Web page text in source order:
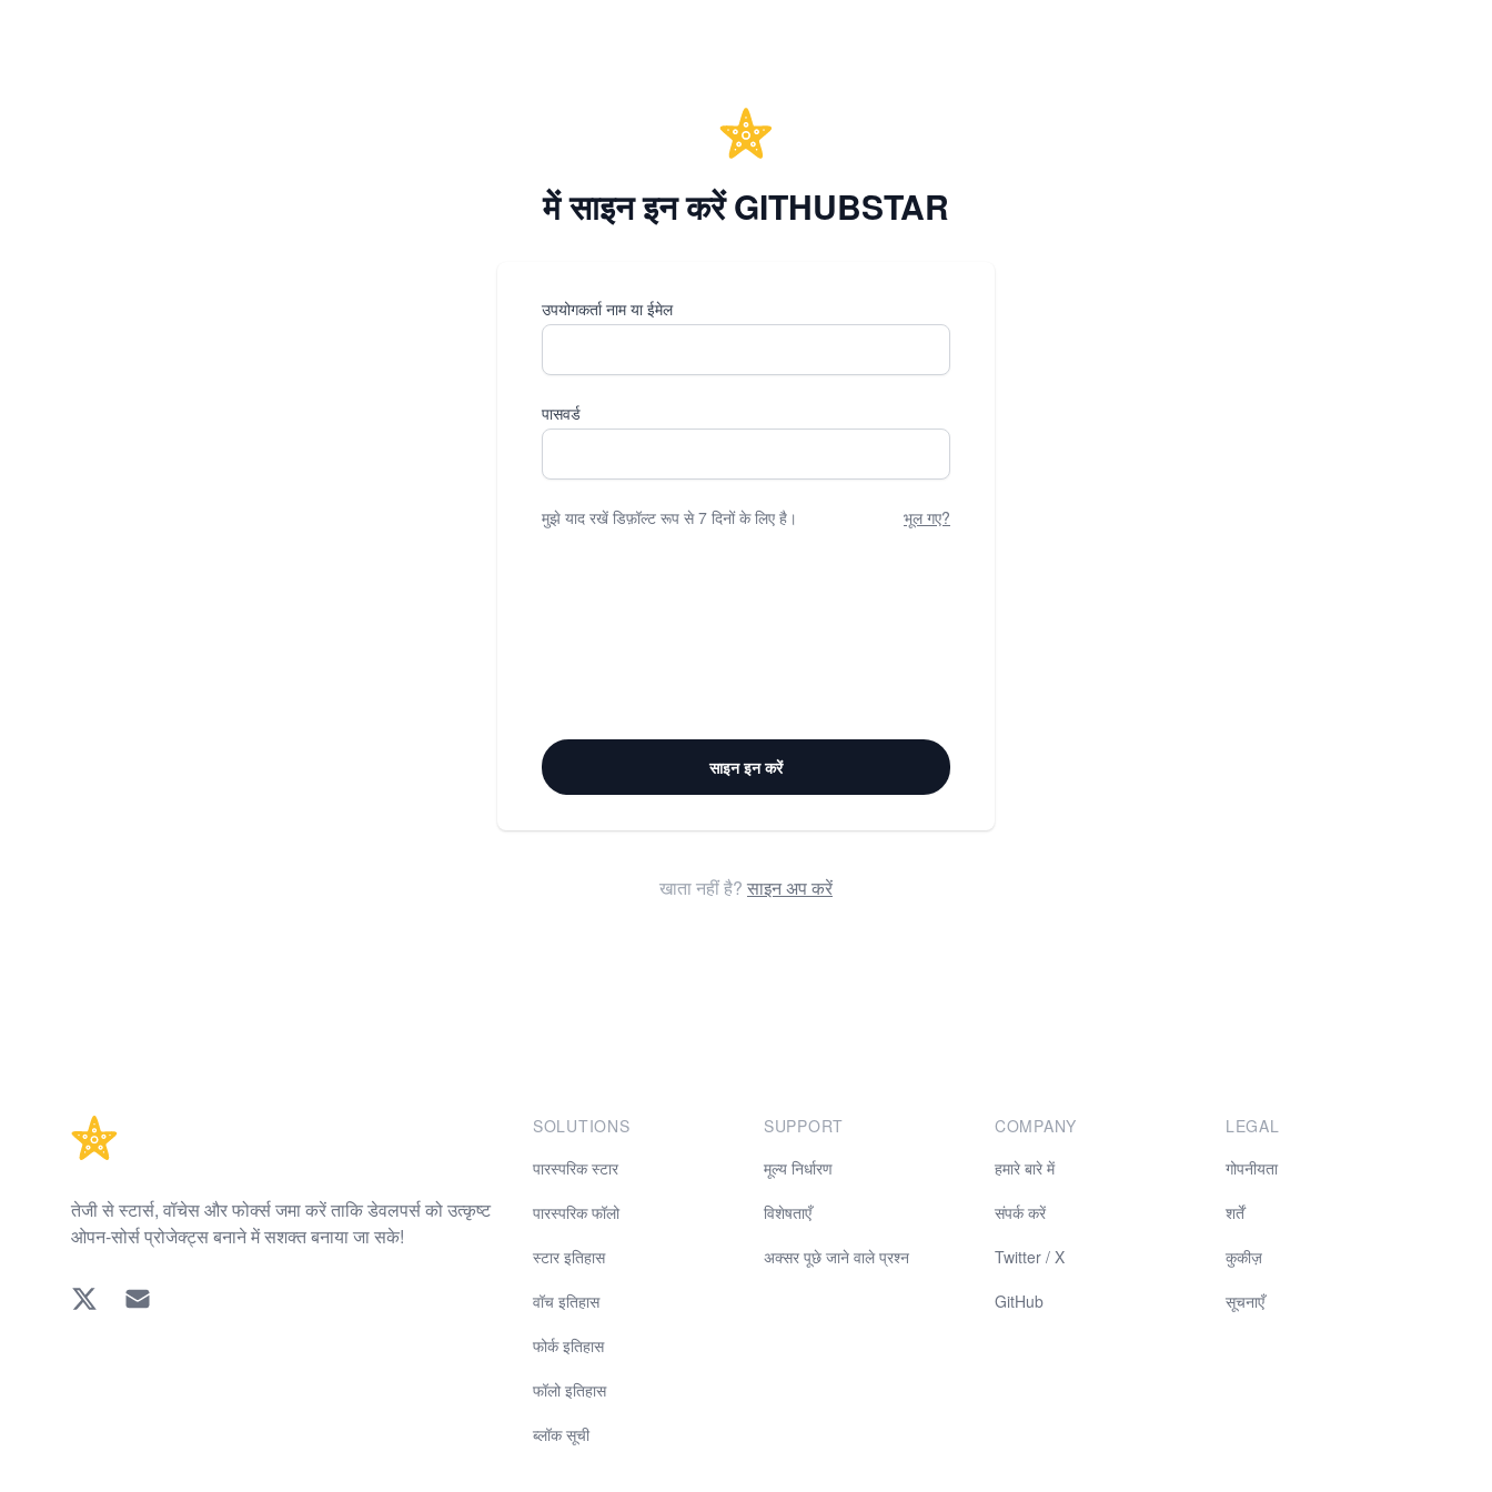
में साइन इन करें GITHUBSTAR
उपयोगकर्ता नाम या ईमेल
पासवर्ड
मुझे याद रखें डिफ़ॉल्ट रूप से 7 दिनों के लिए है। भूल गए?
साइन इन करें
खाता नहीं है? साइन अप करें
तेजी से स्टार्स, वॉचेस और फोर्क्स जमा करें ताकि डेवलपर्स को उत्कृष्ट
ओपन-सोर्स प्रोजेक्ट्स बनाने में सशक्त बनाया जा सके!
Twitter EMAIL
SOLUTIONS
पारस्परिक स्टार
पारस्परिक फॉलो
स्टार इतिहास
वॉच इतिहास
फोर्क इतिहास
फॉलो इतिहास
ब्लॉक सूची
SUPPORT
मूल्य निर्धारण
विशेषताएँ
अक्सर पूछे जाने वाले प्रश्न
COMPANY
हमारे बारे में
संपर्क करें
Twitter / X
GitHub
LEGAL
गोपनीयता
शर्तें
कुकीज़
सूचनाएँ